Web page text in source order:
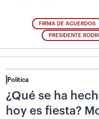
FIRMA DE ACUERDOS
PRESIDENTE
Política
¿Qué se ha
hoy es fiesta?